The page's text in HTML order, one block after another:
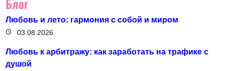
Любовь и лето: гармония с собой и миром
03.08.2026
Любовь к арбитражу: как заработать на трафике с
душой